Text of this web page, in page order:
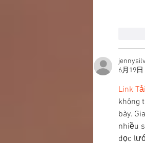
6月19日
Link
không
bày.
nhiều
đọc